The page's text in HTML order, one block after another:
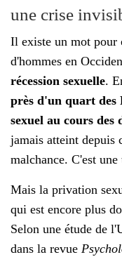
une crise
Il existe un mot pour
d'hommes en
récession sexuelle.
près d'un quart des
sexuel au cours des
jamais atteint depuis
malchance. C'est
Mais la privation
qui est encore plus
Selon une étude de
dans la revue